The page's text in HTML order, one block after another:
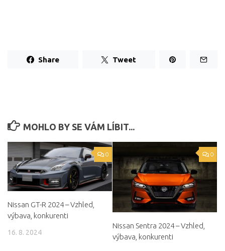
Share Tweet
MOHLO BY SE VÁM LÍBIT...
0
Nissan GT-R 2024 – Vzhled,
výbava, konkurenti
16. 8. 2024
0
Nissan Sentra 2024 – Vzhled,
výbava, konkurenti